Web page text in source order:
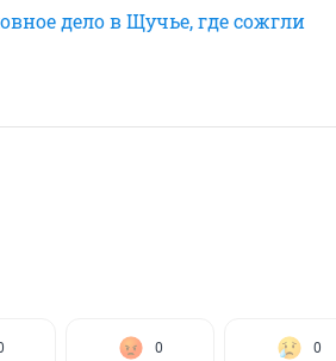
дело в Щучье, где сожгли
0 0